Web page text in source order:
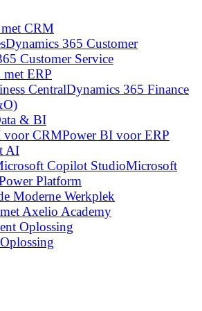
CRM
Dynamics 365 Customer
Customer Service
met ERP
CentralDynamics 365 Finance
& BI
voor CRMPower BI voor ERP
AI
Copilot StudioMicrosoft
Platform
Moderne Werkplek
Axelio Academy
Oplossing